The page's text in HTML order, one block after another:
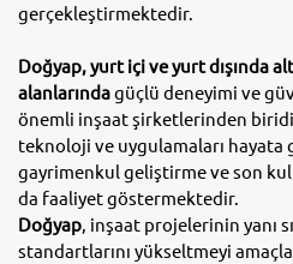
gerçekleştirmektedir.
Doğyap, yurt içi ve yurt dışında
alanlarındagüçlü deneyimi ve
önemli inşaat şirketlerinden
teknoloji ve uygulamaları hayata
gayrimenkul geliştirme ve son
da faaliyet göstermektedir.
Doğyap, inşaat projelerinin yanı
standartlarını yükseltmeyi